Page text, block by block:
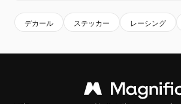
デカール ステッカー レーシング